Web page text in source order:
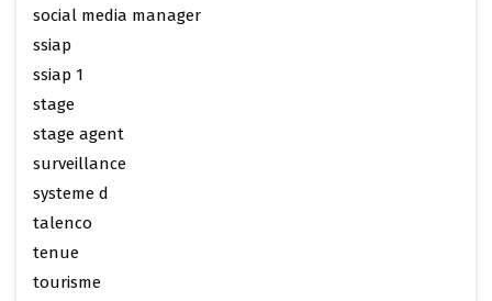
social media manager
ssiap
ssiap 1
stage
stage agent
surveillance
systeme d
talenco
tenue
tourisme